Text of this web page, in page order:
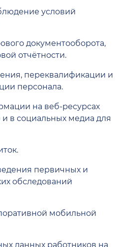
условий
документооборота,
отчётности.
переквалификации и
персонала.
на веб-ресурсах
в социальных медиа для
первичных и
обследований
мобильной
данных работников на